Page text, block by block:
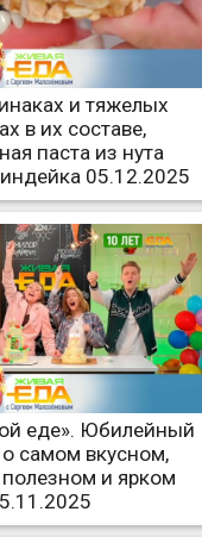
и тяжелых
в их составе,
паста из нута
05.12.2025
еде». Юбилейный
самом вкусном,
и ярком